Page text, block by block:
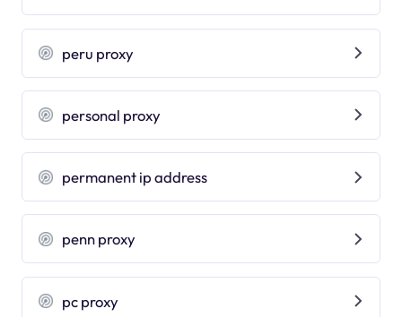
peru proxy
personal proxy
permanent ip address
penn proxy
pc proxy